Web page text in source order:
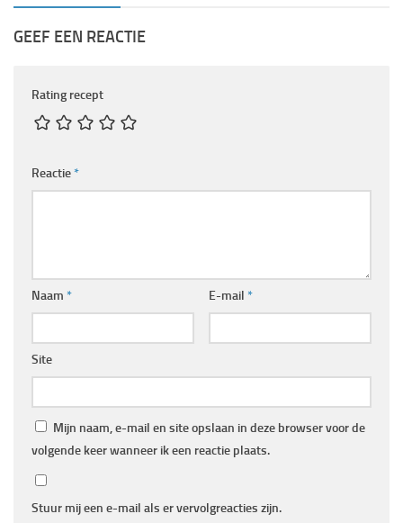
GEEF EEN REACTIE
Rating recept
Reactie*
Naam * E-mail *
Site
Mijn naam, e-mail en site opslaan in deze browser voor de
volgende keer wanneer ik een reactie plaats.
Stuur mij een e-mail als er vervolgreacties zijn.